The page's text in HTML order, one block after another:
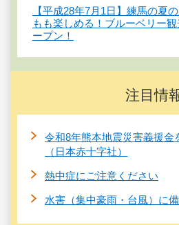
【平成28年7月1日】練馬の
もも楽しめる！ブルーベリー
ープン！
注目情
令和8年熊本地震災害義援金
（日本赤十字社）
熱中症にご注意ください
水害（集中豪雨・台風）に